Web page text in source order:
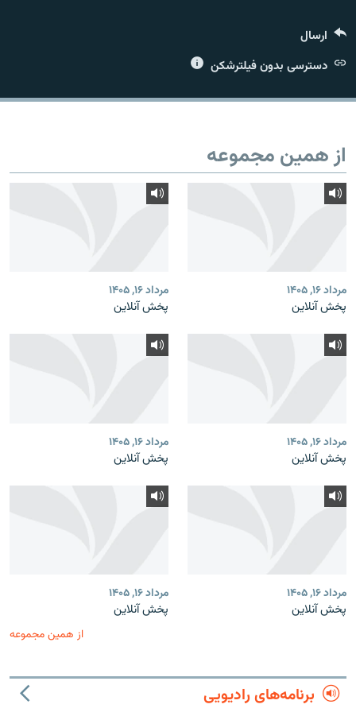
زبان‌های دیگر
ارسال
دسترسی بدون فیلترشکن
از همین مجموعه
مرداد ۱۶, ۱۴۰۵
پخش آنلاین
مرداد ۱۶, ۱۴۰۵
پخش آنلاین
مرداد ۱۶, ۱۴۰۵
پخش آنلاین
مرداد ۱۶, ۱۴۰۵
پخش آنلاین
مرداد ۱۶, ۱۴۰۵
پخش آنلاین
مرداد ۱۶, ۱۴۰۵
پخش آنلاین
از همین مجموعه
برنامه‌های رادیویی